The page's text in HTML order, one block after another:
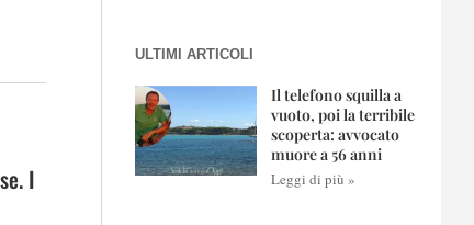
I
ULTIMI ARTICOLI
Il telefono squilla a
vuoto, poi la terribile
scoperta: avvocato
muore a 56 anni
Leggi di più »